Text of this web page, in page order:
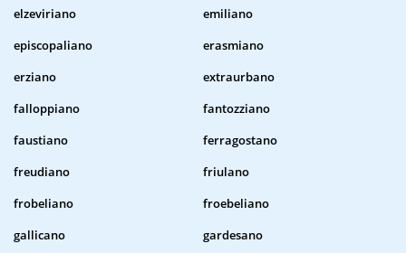
elzeviriano
emiliano
episcopaliano
erasmiano
erziano
extraurbano
falloppiano
fantozziano
faustiano
ferragostano
freudiano
friulano
frobeliano
froebeliano
gallicano
gardesano